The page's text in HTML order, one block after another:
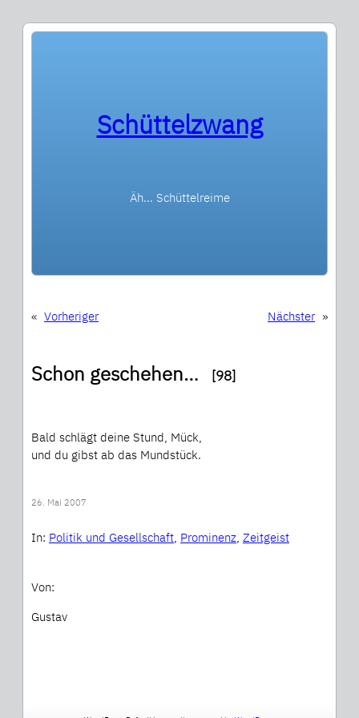
Schüttelzwang
Äh… Schüttelreime
« Vorheriger Nächster »
Schon geschehen… [98]
Bald schlägt deine Stund, Mück,
und du gibst ab das Mundstück.
26. Mai 2007
In: Politik und Gesellschaft, Prominenz, Zeitgeist
Von:
Gustav